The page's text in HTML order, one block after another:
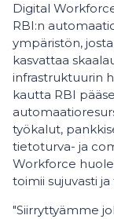
Digital
RBI:n
ympäristön,
kasvattaa
infrastruktuurin
kautta RBI
työkalut,
tietoturva- ja
Workforce
toimii sujuvasti ja
"Siirryttyämme